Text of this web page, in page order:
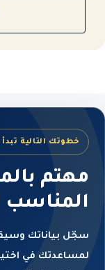
خطوتك التالية
مهتم
المناسب
سجّل بياناتك
لمساعدتك في